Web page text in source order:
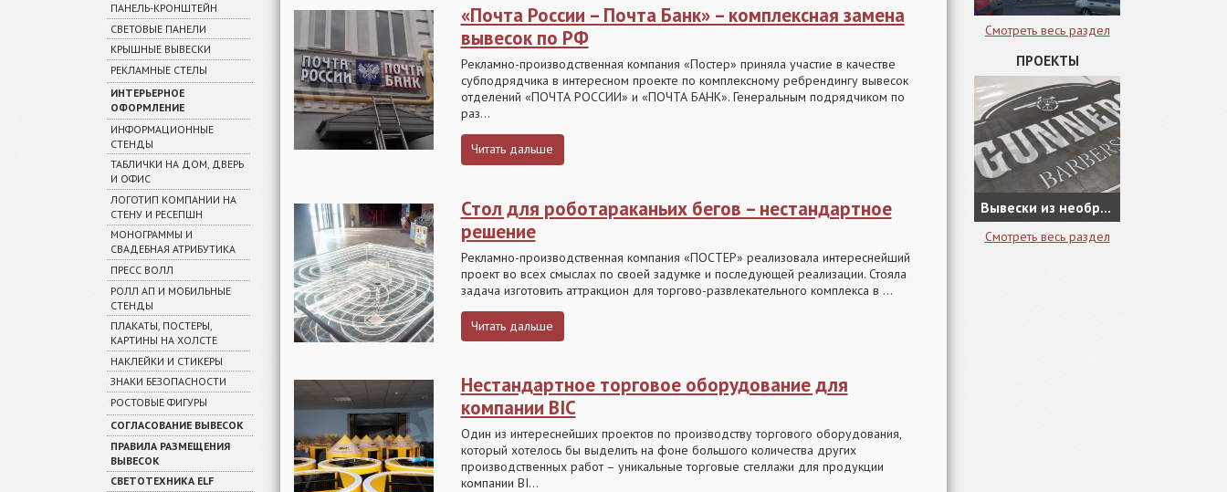
ПАНЕЛЬ-КРОНШТЕЙН
СВЕТОВЫЕ ПАНЕЛИ
КРЫШНЫЕ ВЫВЕСКИ
РЕКЛАМНЫЕ СТЕЛЫ
ИНТЕРЬЕРНОЕ
ОФОРМЛЕНИЕ
ИНФОРМАЦИОННЫЕ
СТЕНДЫ
ТАБЛИЧКИ НА ДОМ, ДВЕРЬ
И ОФИС
ЛОГОТИП КОМПАНИИ НА
СТЕНУ И РЕСЕПШН
МОНОГРАММЫ И
СВАДЕБНАЯ АТРИБУТИКА
ПРЕСС ВОЛЛ
РОЛЛ АП И МОБИЛЬНЫЕ
СТЕНДЫ
ПЛАКАТЫ, ПОСТЕРЫ,
КАРТИНЫ НА ХОЛСТЕ
НАКЛЕЙКИ И СТИКЕРЫ
ЗНАКИ БЕЗОПАСНОСТИ
РОСТОВЫЕ ФИГУРЫ
СОГЛАСОВАНИЕ ВЫВЕСОК
ПРАВИЛА РАЗМЕЩЕНИЯ
ВЫВЕСОК
СВЕТОТЕХНИКА ELF
«Почта России – Почта Банк» – комплексная замена
вывесок по РФ
Рекламно-производственная компания «Постер» приняла участие в качестве
субподрядчика в интересном проекте по комплексному ребрендингу вывесок
отделений «ПОЧТА РОССИИ» и «ПОЧТА БАНК». Генеральным подрядчиком по
раз...
Читать дальше
Стол для роботараканьих бегов – нестандартное
решение
Рекламно-производственная компания «ПОСТЕР» реализовала интереснейший
проект во всех смыслах по своей задумке и последующей реализации. Стояла
задача изготовить аттракцион для торгово-развлекательного комплекса в ...
Читать дальше
Нестандартное торговое оборудование для
компании BIC
Один из интереснейших проектов по производству торгового оборудования,
который хотелось бы выделить на фоне большого количества других
производственных работ – уникальные торговые стеллажи для продукции
компании BI...
Смотреть весь раздел
ПРОЕКТЫ
Вывески из необработанной стали, как новое направление в наружной рекламе
Смотреть весь раздел